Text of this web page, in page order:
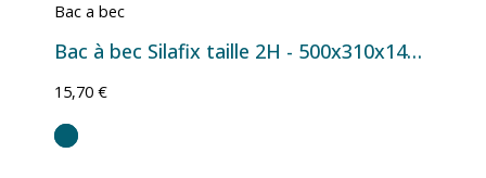
Bac a bec
Bac à bec Silafix taille 2H - 500x310x145 mm - 17 L Bleu
15,70 €